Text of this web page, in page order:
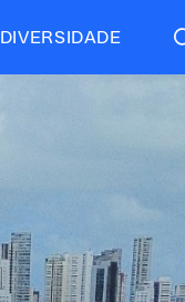
DIVERSIDADE